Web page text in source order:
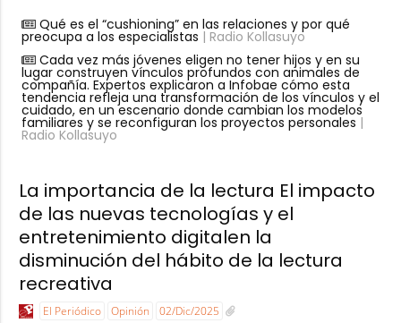
Qué es el “cushioning” en las relaciones y por qué
preocupa a los especialistas | Radio Kollasuyo
Cada vez más jóvenes eligen no tener hijos y en su
lugar construyen vínculos profundos con animales de
compañía. Expertos explicaron a Infobae cómo esta
tendencia refleja una transformación de los vínculos y el
cuidado, en un escenario donde cambian los modelos
familiares y se reconfiguran los proyectos personales |
Radio Kollasuyo
La importancia de la lectura El impacto
de las nuevas tecnologías y el
entretenimiento digitalen la
disminución del hábito de la lectura
recreativa
El Periódico Opinión 02/Dic/2025